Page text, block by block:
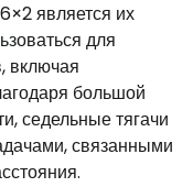
является их
для
включая
большой
седельные тягачи
связанными